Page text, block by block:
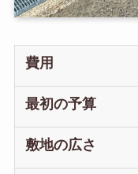
費用
最初の予算
敷地の広さ